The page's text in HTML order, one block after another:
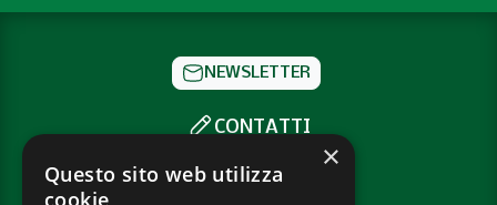
NEWSLETTER
CONTATTI
SOCIAL
×
Questo sito web utilizza
cookie